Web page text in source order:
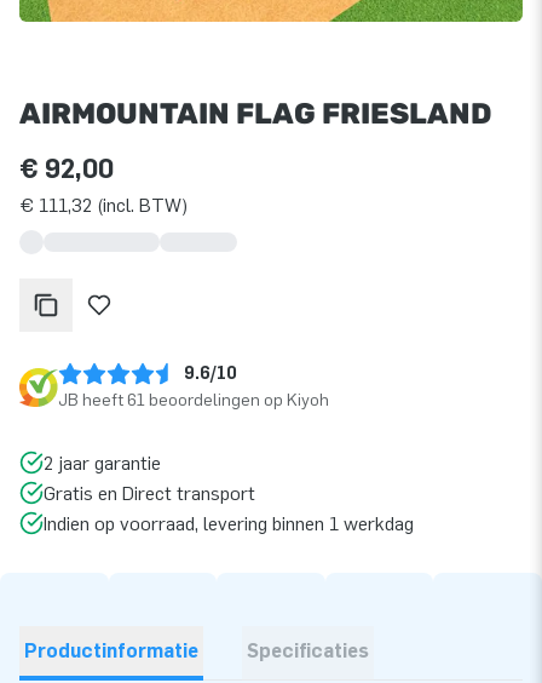
AIRMOUNTAIN FLAG FRIESLAND
€ 92,00
€ 111,32 (incl. BTW)
9.6/10
JB heeft 61 beoordelingen op Kiyoh
2 jaar garantie
Gratis en Direct transport
Indien op voorraad, levering binnen 1 werkdag
Productinformatie Specificaties